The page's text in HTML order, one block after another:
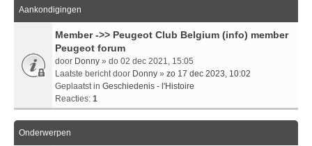
Aankondigingen
Member ->> Peugeot Club Belgium (info) member
Peugeot forum
door Donny » do 02 dec 2021, 15:05
Laatste bericht door Donny » zo 17 dec 2023, 10:02
Geplaatst in Geschiedenis - l'Histoire
Reacties: 1
Onderwerpen